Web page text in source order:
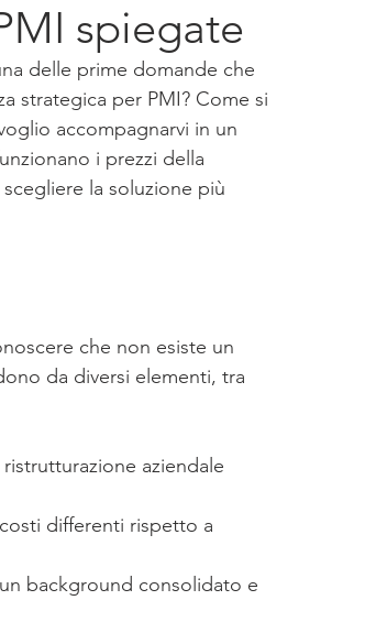
spiegate
delle prime domande che
strategica per PMI? Come si
accompagnarvi in un
i prezzi della
la soluzione più
che non esiste un
da diversi elementi, tra
aziendale
differenti rispetto a
background consolidato e